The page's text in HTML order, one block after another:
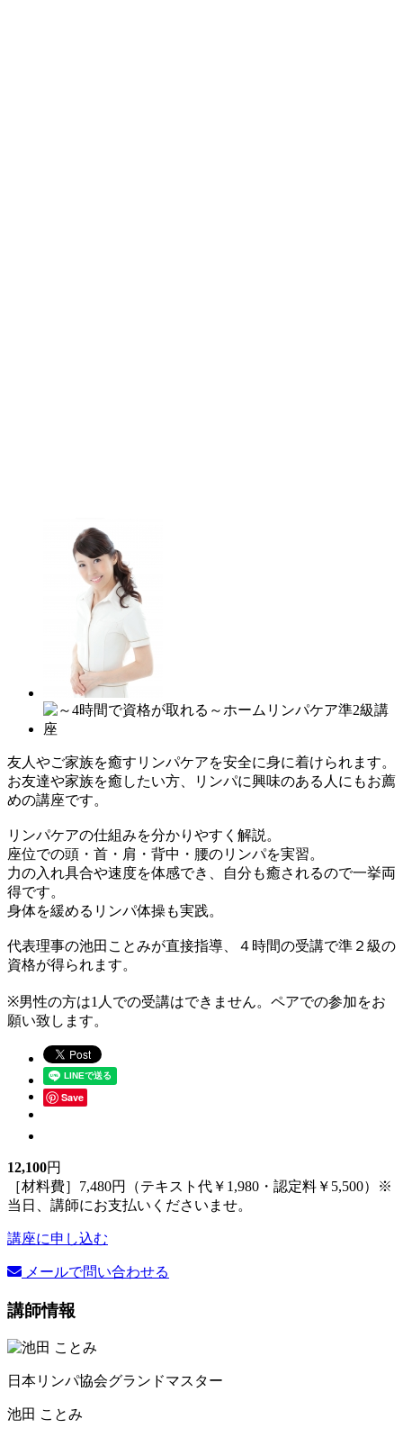
友人やご家族を癒すリンパケアを安全に身に着けられます。
お友達や家族を癒したい方、リンパに興味のある人にもお薦
めの講座です。
リンパケアの仕組みを分かりやすく解説。
座位での頭・首・肩・背中・腰のリンパを実習。
力の入れ具合や速度を体感でき、自分も癒されるので一挙両
得です。
身体を緩めるリンパ体操も実践。
代表理事の池田ことみが直接指導、４時間の受講で準２級の
資格が得られます。
※男性の方は1人での受講はできません。ペアでの参加をお
願い致します。
Save
12,100円
［材料費］7,480円（テキスト代￥1,980・認定料￥5,500）※
当日、講師にお支払いくださいませ。
講座に申し込む
メールで問い合わせる
講師情報
日本リンパ協会グランドマスター
池田 ことみ